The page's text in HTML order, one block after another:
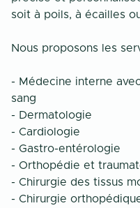
soit à poils, à écailles
Nous proposons les
- Médecine interne
sang
- Dermatologie
- Cardiologie
- Gastro-entérologie
- Orthopédie et
- Chirurgie des tissus
- Chirurgie